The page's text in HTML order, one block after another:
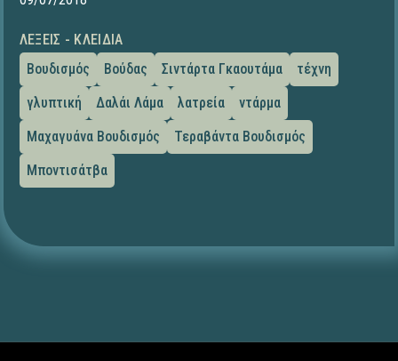
ΛΈΞΕΙΣ - ΚΛΕΙΔΙΆ
Βουδισμός
Βούδας Σιντάρτα Γκαουτάμα
τέχνη
γλυπτική
Δαλάι Λάμα λατρεία
ντάρμα
Μαχαγυάνα Βουδισμός
Τεραβάντα Βουδισμός
Μποντισάτβα